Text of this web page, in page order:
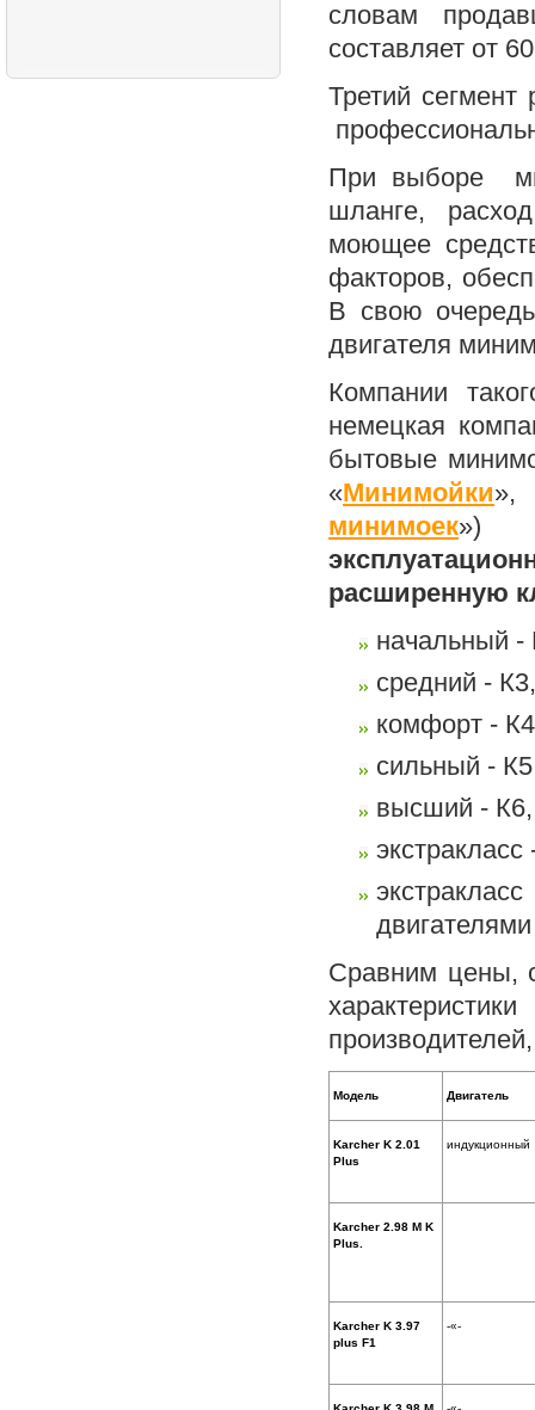
словам
составляет от
Третий
При выборе
шланге,
моющее
факторов,
В свою
двигателя
Компании
немецкая
бытовые
«Минимойки
минимоек»)
расширенную
начальный -
средний - К3,
комфорт -
сильный -
высший - К6,
экстракласс
двигателями
Сравним цены,
Модель Двигатель
Karcher K 2.01
Plus
индукционный
Karcher 2.98 M K
Plus.
Karcher K 3.97
plus F1
-«-